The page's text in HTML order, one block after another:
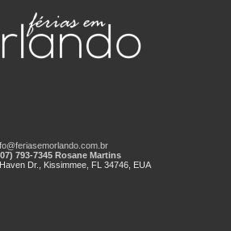
793-7345 Rosane Martins
Dr., Kissimmee, FL 34746, EUA